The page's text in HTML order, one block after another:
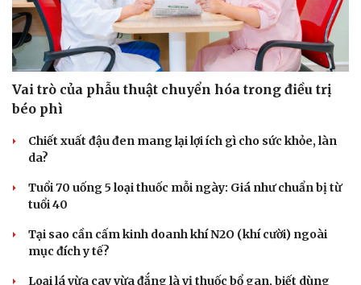
Cải chính
Vai trò của phẫu thuật chuyển hóa trong điều trị
béo phì
Chiết xuất đậu đen mang lại lợi ích gì cho sức khỏe, làn
da?
Tuổi 70 uống 5 loại thuốc mỗi ngày: Giá như chuẩn bị từ
tuổi 40
Tại sao cần cấm kinh doanh khí N2O (khí cười) ngoài
mục đích y tế?
Loại lá vừa cay vừa đắng là vị thuốc bổ gan, biết dùng